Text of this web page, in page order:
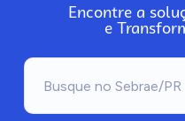
Encontre a
e